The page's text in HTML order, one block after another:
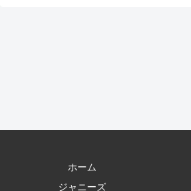
ホーム
ジャニーズ